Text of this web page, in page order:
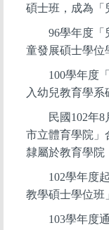
碩士班，成為「
96學年度「
童發展碩士學位
100學年度
入幼兒教育學系
民國102年
市立體育學院」
隸屬於教育學院
102學年度
教學碩士學位班
103學年度